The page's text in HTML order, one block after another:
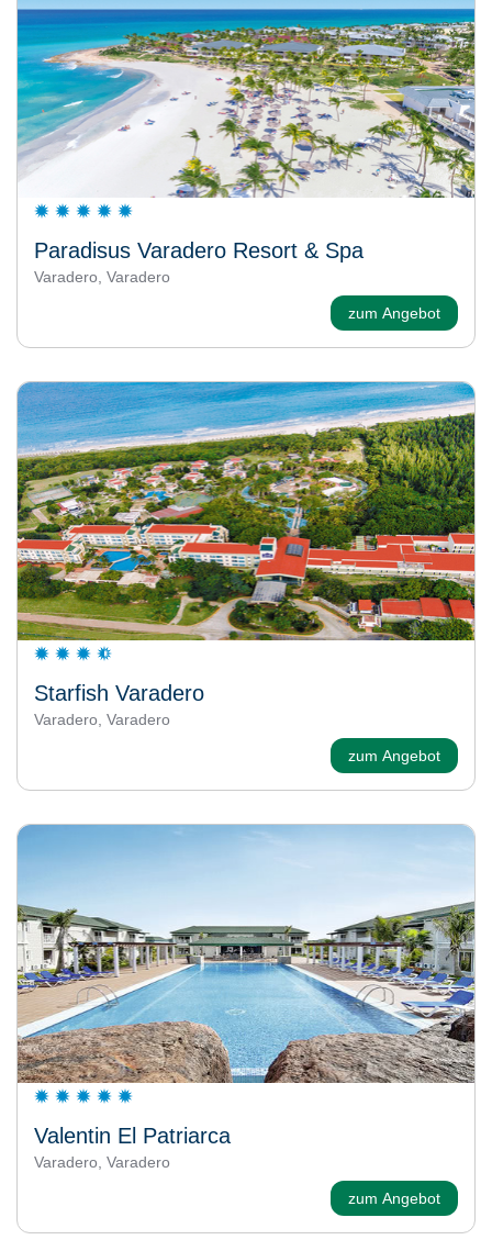
Paradisus Varadero Resort & Spa
Varadero, Varadero
zum Angebot
Starfish Varadero
Varadero, Varadero
zum Angebot
Valentin El Patriarca
Varadero, Varadero
zum Angebot